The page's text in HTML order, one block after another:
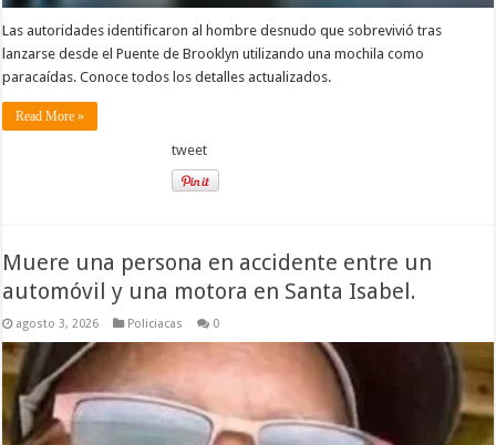
Las autoridades identificaron al hombre desnudo que sobrevivió tras
lanzarse desde el Puente de Brooklyn utilizando una mochila como
paracaídas. Conoce todos los detalles actualizados.
Read More »
tweet
Muere una persona en accidente entre un
automóvil y una motora en Santa Isabel.
agosto 3, 2026 Policiacas 0